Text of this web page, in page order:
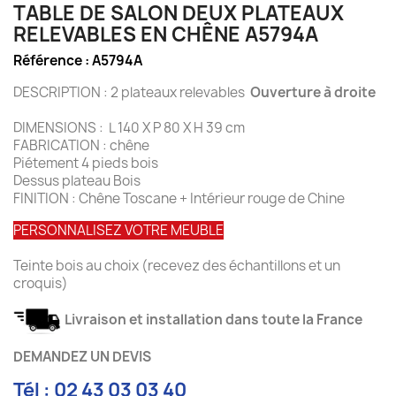
TABLE DE SALON DEUX PLATEAUX
RELEVABLES EN CHÊNE A5794A
Référence :A5794A
DESCRIPTION : 2 plateaux relevables Ouverture à droite
DIMENSIONS : L 140 X P 80 X H 39 cm
FABRICATION : chêne
Piétement 4 pieds bois
Dessus plateau Bois
FINITION : Chêne Toscane + Intérieur rouge de Chine
PERSONNALISEZ VOTRE MEUBLE
Teinte bois au choix (recevez des échantillons et un
croquis)
Livraison et installation dans toute la France
DEMANDEZ UN DEVIS
Tél : 02 43 03 03 40